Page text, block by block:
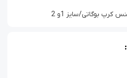
بوگاتی/سایز 1و 2